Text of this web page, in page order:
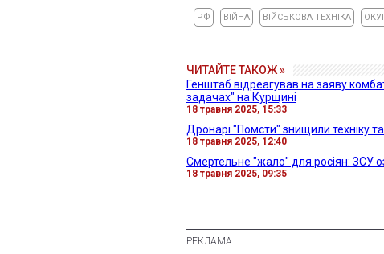
РФ ВІЙНА ВІЙСЬКОВА ТЕХНІКА
ЧИТАЙТЕ ТАКОЖ »
Генштаб відреагував на заяву
задачах" на Курщині
18 травня 2025, 15:33
Дронарі "Помсти" знищили техніку
18 травня 2025, 12:40
Смертельне "жало" для росіян: ЗСУ
18 травня 2025, 09:35